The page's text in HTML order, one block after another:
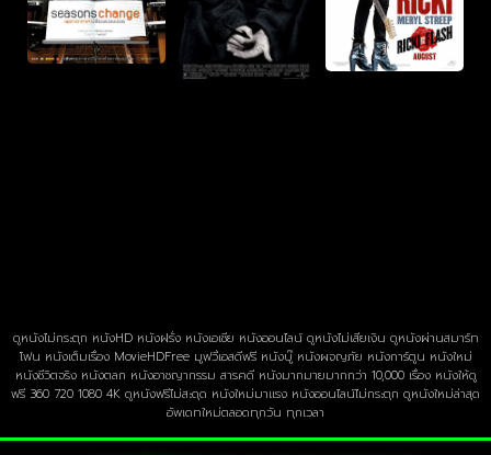
ดูหนังไม่กระตุก หนังHD หนังฝรั่ง หนังเอเชีย หนังออนไลน์ ดูหนังไม่เสียเงิน ดูหนังผ่านสมาร์ท
โฟน หนังเต็มเรื่อง MovieHDFree มูฟวี่เอสดีฟรี หนังบู๊ หนังผจญภัย หนังการ์ตูน หนังใหม่
หนังชีวิตจริง หนังตลก หนังอาชญากรรม สารคดี หนังมากมายมากกว่า 10,000 เรื่อง หนังให้ดู
ฟรี 360 720 1080 4K ดูหนังฟรีไม่สะดุด หนังใหม่มาแรง หนังออนไลน์ไม่กระตุก ดูหนังใหม่ล่าสุด
อัพเดทใหม่ตลอดทุกวัน ทุกเวลา